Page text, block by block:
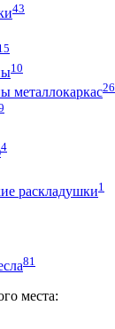
43
10
металлокаркас26
4
раскладушки1
81
места: